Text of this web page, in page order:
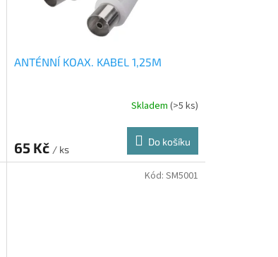
ANTÉNNÍ KOAX. KABEL 1,25M
Skladem (>5 ks)
65 Kč / ks
Do košíku
Kód: SM5001